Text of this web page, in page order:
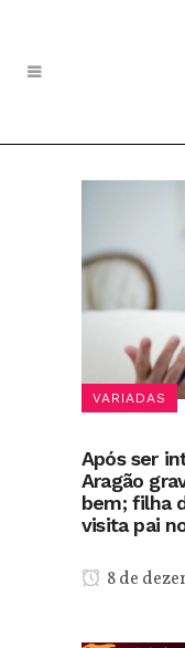
VARIADAS
Após ser
Aragão
bem; filha
visita pai
8 de